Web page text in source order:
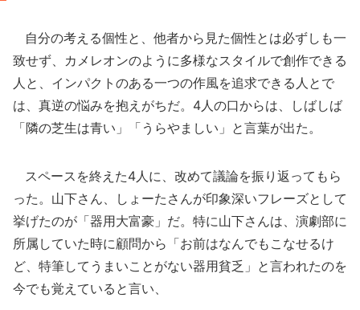
自分の考える個性と、他者から見た個性とは必ずしも一
致せず、カメレオンのように多様なスタイルで創作できる
人と、インパクトのある一つの作風を追求できる人とで
は、真逆の悩みを抱えがちだ。4人の口からは、しばしば
「隣の芝生は青い」「うらやましい」と言葉が出た。
スペースを終えた4人に、改めて議論を振り返ってもら
った。山下さん、しょーたさんが印象深いフレーズとして
挙げたのが「器用大富豪」だ。特に山下さんは、演劇部に
所属していた時に顧問から「お前はなんでもこなせるけ
ど、特筆してうまいことがない器用貧乏」と言われたのを
今でも覚えていると言い、